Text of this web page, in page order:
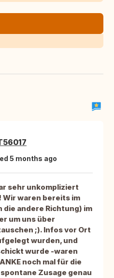
5 months ago
sehr unkompliziert
waren bereits im
die andere Richtung) im
um uns über
;). Infos vor Ort
wurden, und
wurde -waren
noch mal für die
Zusage genau